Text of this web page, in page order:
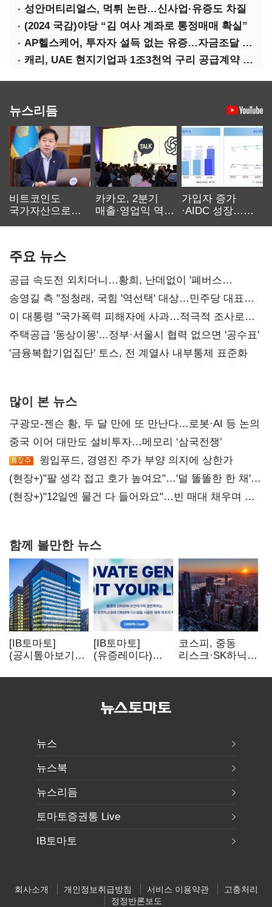
성안머티리얼스, 먹튀 논란…신사업·유증도 차질
(2024 국감)야당 “김 여사 계좌로 통정매매 확실”
AP헬스케어, 투자자 설득 없는 유증…자금조달 ‘빨간불’
캐리, UAE 현지기업과 1조3천억 구리 공급계약 체결
뉴스리듬
비트코인도
국가자산으로…'
카카오, 2분기
매출·영업익 역대
가입자 증가
·AIDC 성장…
주요 뉴스
공급 속도전 외치더니…황희, 난데없이 '폐버스
리모델링' 제안
송영길 측 "정청래, 국힘 '역선택' 대상…민주당 대표로
총선 지휘 못해"
이 대통령 "국가폭력 피해자에 사과…적극적 조사로
진실 밝혀야"
주택공급 '동상이몽'…정부·서울시 협력 없으면 '공수표'
'금융복합기업집단' 토스, 전 계열사 내부통제 표준화
많이 본 뉴스
구광모-젠슨 황, 두 달 만에 또 만난다…로봇·AI 등 논의
중국 이어 대만도 설비투자…메모리 ‘삼국전쟁’
윙입푸드, 경영진 주가 부양 의지에 상한가
(현장+)"팔 생각 접고 호가 높여요"…'덜 똘똘한 한 채'
20억 키맞추기
(현장+)"12일엔 물건 다 들어와요"…빈 매대 채우며 문
함께 볼만한 뉴스
[IB토마토]
(공시톺아보기)
바로 매출로
[IB토마토]
(유증레이다)
3분의 1 토막…
비용부터 챙긴다
코스피, 중동
리스크·SK하닉
뒷걸음
뉴스
뉴스북
뉴스리듬
토마토증권통 Live
IB토마토
회사소개 개인정보취급방침 서비스 이용약관
고충처리
정정반론보도